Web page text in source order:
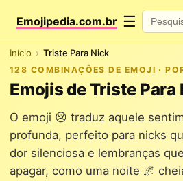
Emojipedia.com.br ☰
Início Triste Para Nick
128 COMBINAÇÕES DE EMOJI ·
Emojis de Triste Para
O emoji 😢 traduz aquele
profunda, perfeito para nicks
dor silenciosa e lembranças
apagar, como uma noite 🌌